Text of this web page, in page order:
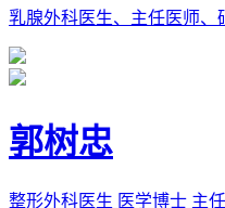
乳腺外科医生、主任医师、
郭树忠
整形外科医生 医学博士 主